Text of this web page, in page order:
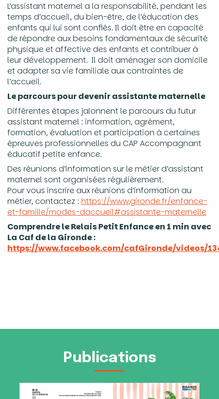
L’assistant maternel a la responsabilité, pendant les
temps d’accueil, du bien-être, de l’éducation des
enfants qui lui sont confiés. Il doit être en capacité
de répondre aux besoins fondamentaux de sécurité
physique et affective des enfants et contribuer à
leur développement. Il doit aménager son domicile
et adapter sa vie familiale aux contraintes de
l’accueil.
Le parcours pour devenir assistante maternelle
Différentes étapes jalonnent le parcours du futur
assistant maternel : information, agrément,
formation, évaluation et participation à certaines
épreuves professionnelles du CAP Accompagnant
éducatif petite enfance.
Des réunions d’information sur le métier d’assistant
maternel sont organisées régulièrement.
Pour vous inscrire aux réunions d’information au
métier, contactez : https://www.gironde.fr/enfance-
et-famille/modes-daccueil#assistante-maternelle
Comprendre le Relais Petit Enfance en 1 min avec
La Caf de la Gironde :
https://www.facebook.com/cafGironde/videos/
Publications